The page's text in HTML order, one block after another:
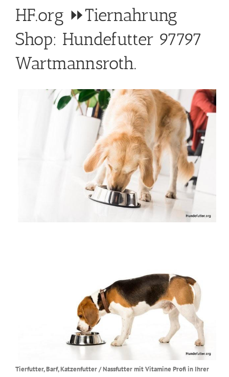
HF.org ⏩Tiernahrung
Shop: Hundefutter 97797
Wartmannsroth.
Tierfutter, Barf, Katzenfutter / Nassfutter mit Vitamine Profi in Ihrer